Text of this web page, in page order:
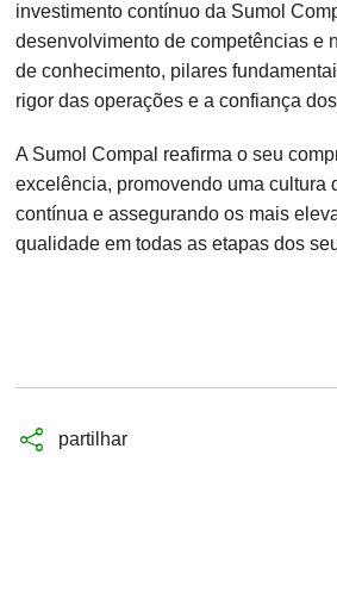
investimento contínuo da Sumol
desenvolvimento de competências e
de conhecimento, pilares
rigor das operações e a confiança
A Sumol Compal reafirma o seu
excelência, promovendo uma cultura
contínua e assegurando os mais
qualidade em todas as etapas dos
partilhar